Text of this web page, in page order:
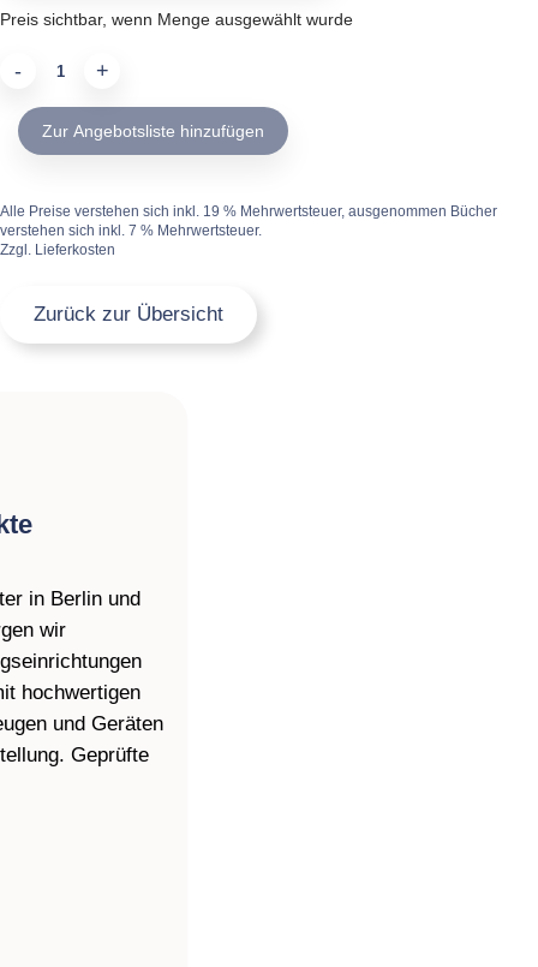
Preis sichtbar, wenn Menge ausgewählt wurde
orange
quantity
Zur Angebotsliste hinzufügen
Alle Preise verstehen sich inkl. 19 % Mehrwertsteuer, ausgenommen Bücher
verstehen sich inkl. 7 % Mehrwertsteuer.
Zzgl. Lieferkosten
Zurück zur Übersicht
in Berlin und
wir
hochwertigen
und Geräten
Geprüfte